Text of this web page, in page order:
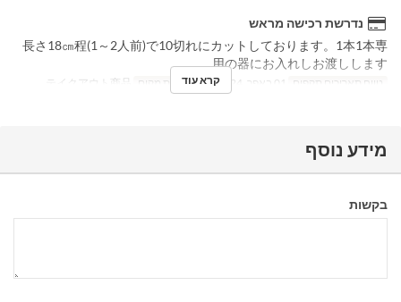
נדרשת רכישה מראש
長さ18㎝程(1～2人前)で10切れにカットしております。1本1本専
用の器にお入れしお渡しします。
טווח תאריכים תקפים קטגוריית מקוםקרא עוד
מידע נוסף
בקשות